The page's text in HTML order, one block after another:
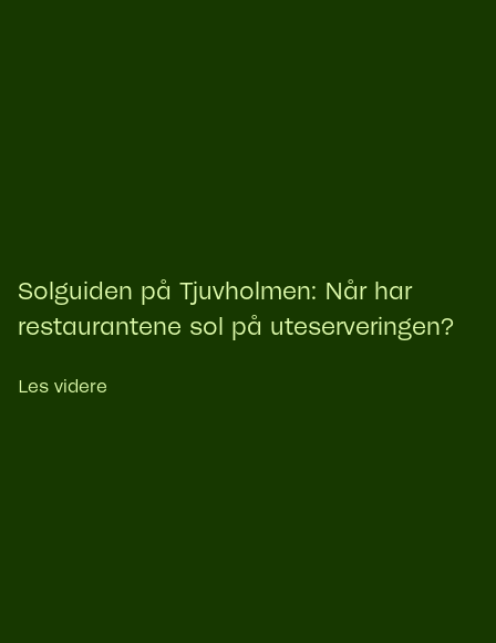
Solguiden på Tjuvholmen: Når har
restaurantene sol på uteserveringen?
Les videre